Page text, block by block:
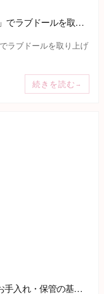
CSフジ番組「おとなの噺史」でラブドールを取り上げて頂きました
ラブドールを取り上げ
続きを読む →
長くきれいに使うために｜お手入れ・保管の基本（色移り／清潔／保管姿勢）